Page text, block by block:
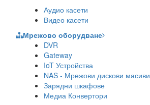
Аудио касети
Видео касети
Мрежово оборудване
DVR
Gateway
IoT Устройства
NAS - Мрежови дискови масиви
Зарядни шкафове
Медиа Конвертори